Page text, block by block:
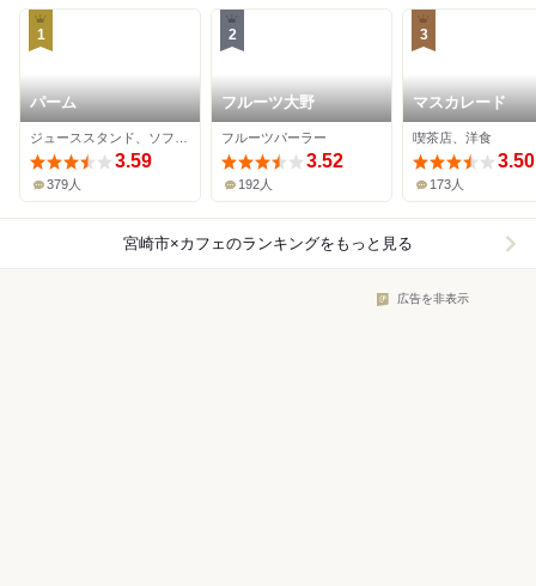
1
パーム
3.59
379人
2
フルーツ大野
フルーツパーラー
3.52
192人
3
マスカレード
喫茶店、洋食
3.50
173人
宮崎市×カフェのランキングをもっと見る
広告を非表示